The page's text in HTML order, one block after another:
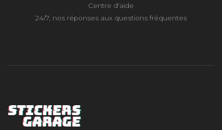
Centre d'aide
24/7, nos réponses aux questions fréquentes